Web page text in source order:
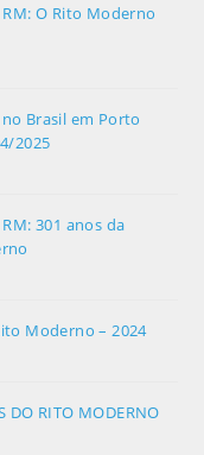
O Rito Moderno
Brasil em Porto
2025
301 anos da
Moderno – 2024
DO RITO MODERNO